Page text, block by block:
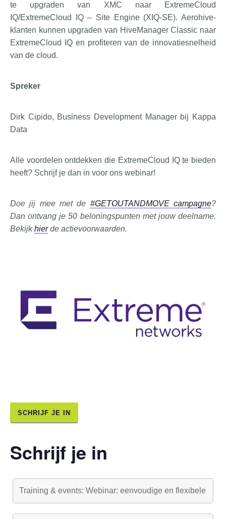
te upgraden van XMC naar ExtremeCloud
IQ/ExtremeCloud IQ – Site Engine (XIQ-SE). Aerohive-
klanten kunnen upgraden van HiveManager Classic naar
ExtremeCloud IQ en profiteren van de innovatiesnelheid
van de cloud.
Spreker
Dirk Cipido, Business Development Manager bij Kappa
Data
Alle voordelen ontdekken die ExtremeCloud IQ te bieden
heeft? Schrijf je dan in voor ons webinar!
Doe jij mee met de #GETOUTANDMOVE campagne?
Dan ontvang je 50 beloningspunten met jouw deelname.
Bekijkhierde actievoorwaarden.
SCHRIJF JE IN
Schrijf je in